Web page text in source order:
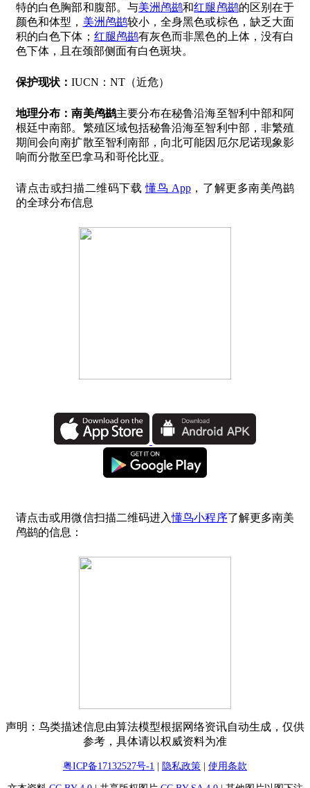
特的白色胸部和腹部。与美洲鸬鹚和红腿鸬鹚的区别在于
颜色和体型， 美洲鸬鹚较小，全身黑色或棕色，缺乏大面
积的白色下体； 红腿鸬鹚有灰色而非黑色的上体，没有白
色下体，且在颈部侧面有白色斑块。
保护现状： IUCN：NT（近危）
地理分布：南美鸬鹚主要分布在秘鲁沿海至智利中部和阿
根廷中南部。繁殖区域包括秘鲁沿海至智利中部，非繁殖
期间会向南扩散至智利南部，向北可能因厄尔尼诺现象影
响而分散至巴拿马和哥伦比亚。
请点击或扫描二维码下载懂鸟 App，了解更多南美鸬鹚
的全球分布信息
请点击或用微信扫描二维码进入懂鸟小程序了解更多南美
鸬鹚的信息：
声明：鸟类描述信息由算法模型根据网络资讯自动生成，仅供
参考，具体请以权威资料为准
粤ICP备17132527号-1 | 隐私政策 | 使用条款